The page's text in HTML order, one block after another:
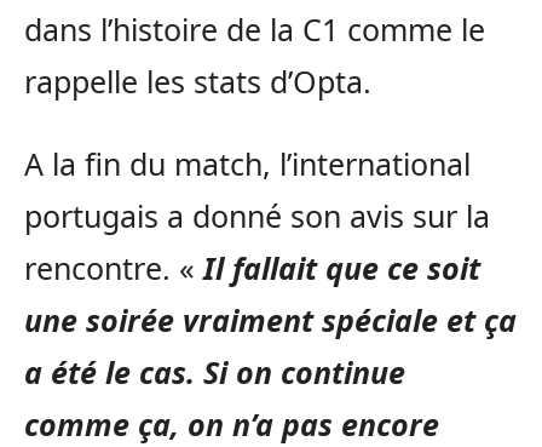
dans l’histoire de la C1 comme le
rappelle les stats d’Opta.
A la fin du match, l’international
portugais a donné son avis sur la
rencontre. «Il fallait que ce soit
une soirée vraiment spéciale et ça
a été le cas. Si on continue
comme ça, on n’a pas encore